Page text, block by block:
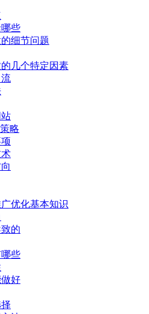
些
细节问题
几个特定因素
略
优化基本知识
的
些
好